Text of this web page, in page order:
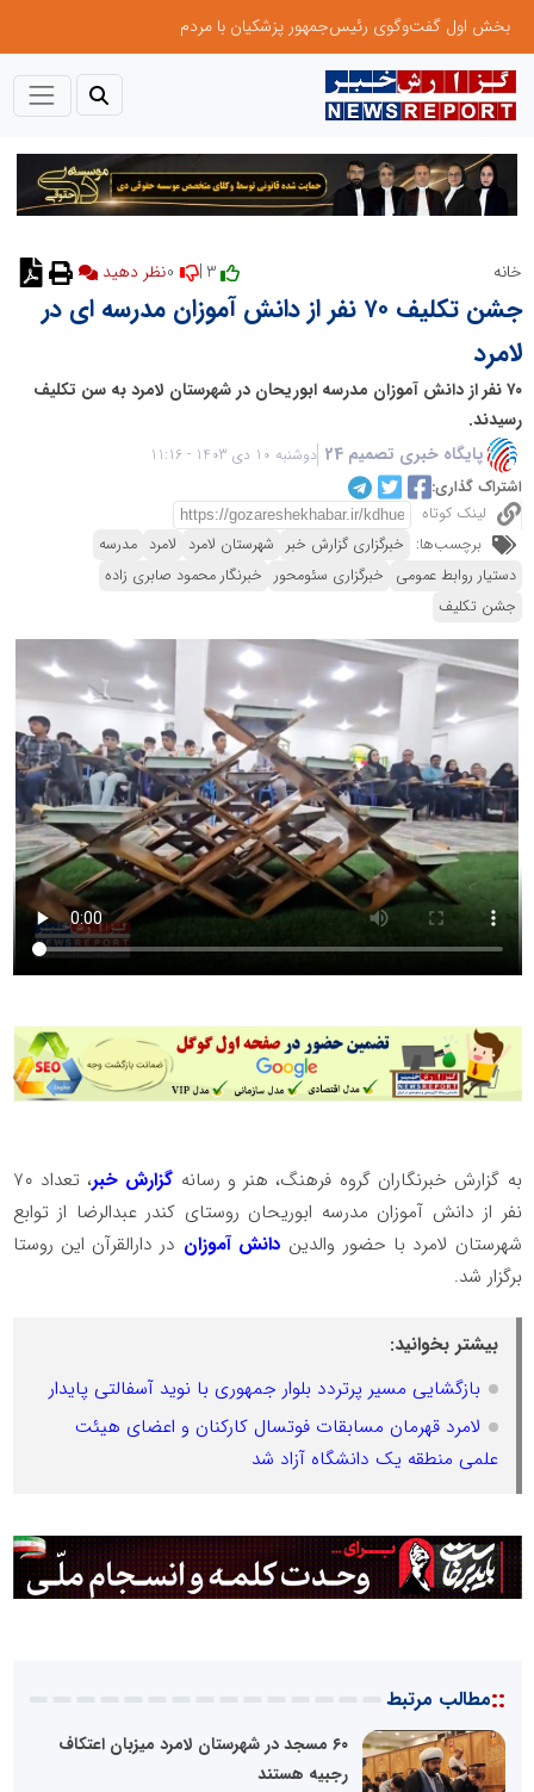
بخش اول گفت‌وگوی رئیس‌جمهور پزشکیان با مردم
خانه 3 | نظر دهید
جشن تکلیف ۷۰ نفر از دانش آموزان مدرسه ای در
لامرد
۷۰ نفر از دانش آموزان مدرسه ابوریحان در شهرستان لامرد به سن تکلیف
رسیدند.
پایگاه خبری تصمیم 24
دوشنبه 10 دی 1403 - 11:16
اشتراک گذاری:
لینک کوتاه
برچسب‌ها: خبرگزاری گزارش خبر شهرستان لامرد لامرد مدرسه
دستیار روابط عمومی خبرگزاری سئومحور خبرنگار محمود صابری زاده
جشن تکلیف
به گزارش خبرنگاران گروه فرهنگ، هنر و رسانه گزارش خبر
، تعداد ۷۰
نفر از دانش آموزان مدرسه ابوریحان روستای کندر عبدالرضا از توابع
شهرستان لامرد با حضور والدین دانش آموزان در دارالقرآن این روستا
برگزار شد.
بیشتر بخوانید:
بازگشایی مسیر پرتردد بلوار جمهوری با نوید آسفالتی پایدار
لامرد قهرمان مسابقات فوتسال کارکنان و اعضای هیئت
علمی منطقه یک دانشگاه آزاد شد
::مطالب مرتبط
۶۰ مسجد در شهرستان لامرد میزبان اعتکاف
رجبیه هستند